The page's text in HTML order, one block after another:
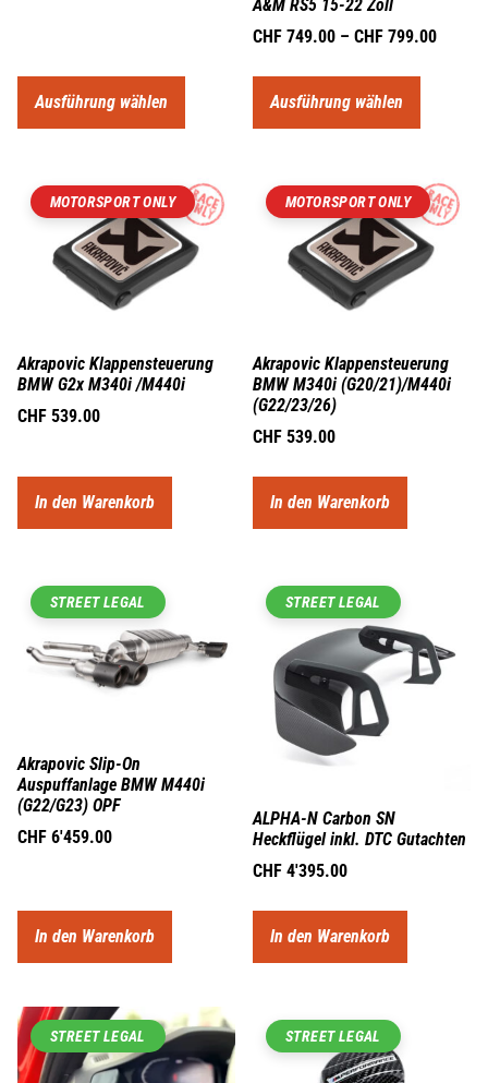
Ausführung wählen
A&M RS5 15-22 Zoll
CHF 749.00 – CHF 799.00
Ausführung wählen
MOTORSPORT ONLY
Akrapovic Klappensteuerung
BMW G2x M340i /M440i
CHF 539.00
In den Warenkorb
MOTORSPORT ONLY
Akrapovic Klappensteuerung
BMW M340i (G20/21)/M440i
(G22/23/26)
CHF 539.00
In den Warenkorb
STREET LEGAL
Akrapovic Slip-On
Auspuffanlage BMW M440i
(G22/G23) OPF
CHF 6'459.00
In den Warenkorb
STREET LEGAL
ALPHA-N Carbon SN
Heckflügel inkl. DTC Gutachten
CHF 4'395.00
In den Warenkorb
STREET LEGAL STREET LEGAL